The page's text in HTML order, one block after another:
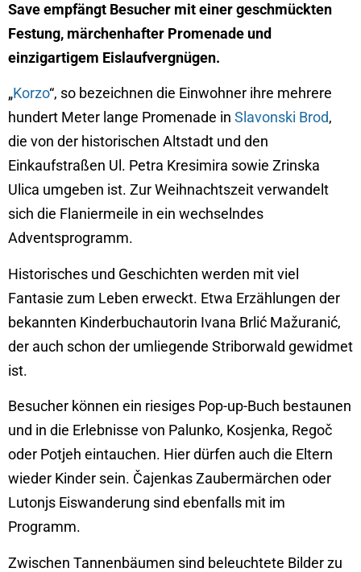
Save empfängt Besucher mit einer geschmückten
Festung, märchenhafter Promenade und
einzigartigem Eislaufvergnügen.
„Korzo“, so bezeichnen die Einwohner ihre mehrere
hundert Meter lange Promenade in Slavonski Brod,
die von der historischen Altstadt und den
Einkaufstraßen Ul. Petra Kresimira sowie Zrinska
Ulica umgeben ist. Zur Weihnachtszeit verwandelt
sich die Flaniermeile in ein wechselndes
Adventsprogramm.
Historisches und Geschichten werden mit viel
Fantasie zum Leben erweckt. Etwa Erzählungen der
bekannten Kinderbuchautorin Ivana Brlić Mažuranić,
der auch schon der umliegende Striborwald gewidmet
ist.
Besucher können ein riesiges Pop-up-Buch bestaunen
und in die Erlebnisse von Palunko, Kosjenka, Regoč
oder Potjeh eintauchen. Hier dürfen auch die Eltern
wieder Kinder sein. Čajenkas Zaubermärchen oder
Lutonjs Eiswanderung sind ebenfalls mit im
Programm.
Zwischen Tannenbäumen sind beleuchtete Bilder zu